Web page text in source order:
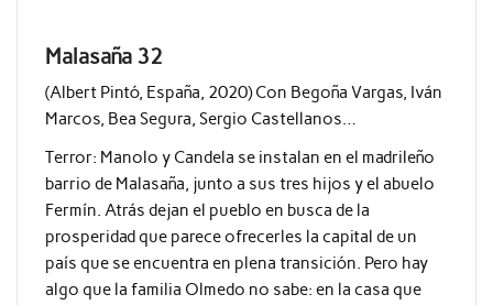
Malasaña 32
(Albert Pintó, España, 2020) Con Begoña Vargas, Iván
Marcos, Bea Segura, Sergio Castellanos…
Terror: Manolo y Candela se instalan en el madrileño
barrio de Malasaña, junto a sus tres hijos y el abuelo
Fermín. Atrás dejan el pueblo en busca de la
prosperidad que parece ofrecerles la capital de un
país que se encuentra en plena transición. Pero hay
algo que la familia Olmedo no sabe: en la casa que